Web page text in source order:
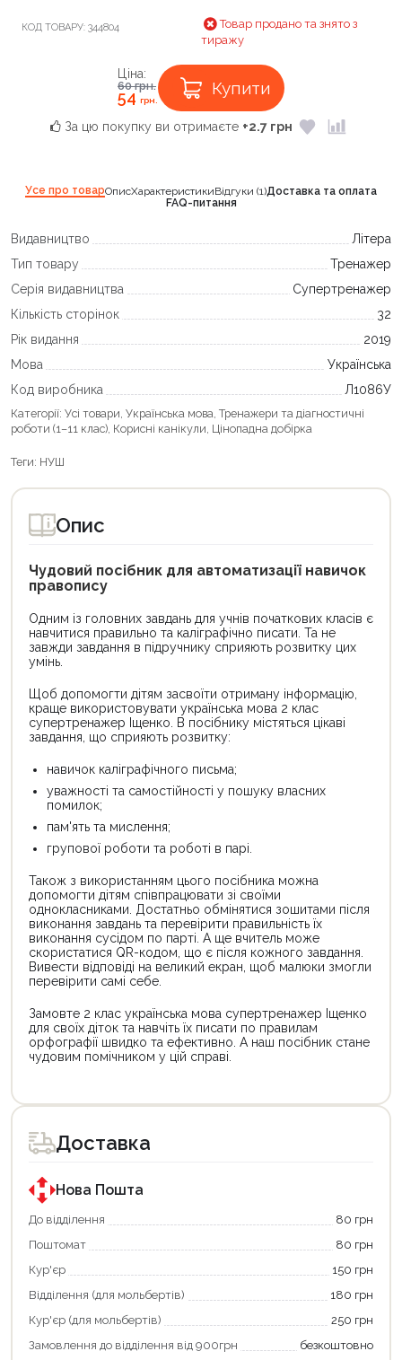
КОД ТОВАРУ: 344804
Товар продано та знято з
тиражу
Ціна:
60грн.
54грн.
Купити
За цю покупку ви отримаєте +2.7 грн
Усе про товарОписХарактеристикиВідгуки (1)Доставка та оплата
FAQ-питання
Видавництво
Літера
Тип товару
Тренажер
Серія видавництва
Супертренажер
Кількість сторінок
32
Рік видання
2019
Мова
Українська
Код виробника
Л1086У
Категорії: Усі товари, Українська мова, Тренажери та діагностичні
роботи (1–11 клас), Корисні канікули, Цінопадна добірка
Теги: НУШ
Опис
Чудовий посібник для автоматизації навичок
правопису
Одним із головних завдань для учнів початкових класів є
навчитися правильно та каліграфічно писати. Та не
завжди завдання в підручнику сприяють розвитку цих
умінь.
Щоб допомогти дітям засвоїти отриману інформацію,
краще використовувати українська мова 2 клас
супертренажер Іщенко. В посібнику містяться цікаві
завдання, що сприяють розвитку:
навичок каліграфічного письма;
уважності та самостійності у пошуку власних
помилок;
пам'ять та мислення;
групової роботи та роботі в парі.
Також з використанням цього посібника можна
допомогти дітям співпрацювати зі своїми
однокласниками. Достатньо обмінятися зошитами після
виконання завдань та перевірити правильність їх
виконання сусідом по парті. А ще вчитель може
скористатися QR-кодом, що є після кожного завдання.
Вивести відповіді на великий екран, щоб малюки змогли
перевірити самі себе.
Замовте 2 клас українська мова супертренажер Іщенко
для своїх діток та навчіть їх писати по правилам
орфографії швидко та ефективно. А наш посібник стане
чудовим помічником у цій справі.
товар
для
покупки
державною
програмою
єКнига.
Використовуйте
карту
щоб
зекономити
та
отримати
переваги!
Доставка
Нова Пошта
До відділення
80 грн
Поштомат
80 грн
Кур'єр
150 грн
Відділення (для мольбертів)
180 грн
Кур'єр (для мольбертів)
250 грн
Замовлення до відділення від 900грн
безкоштовно